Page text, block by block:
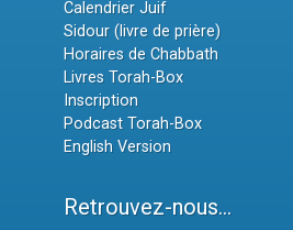
Calendrier Juif
Sidour (livre de prière)
Horaires de Chabbath
Livres Torah-Box
Inscription
Podcast Torah-Box
English Version
Retrouvez-nous...